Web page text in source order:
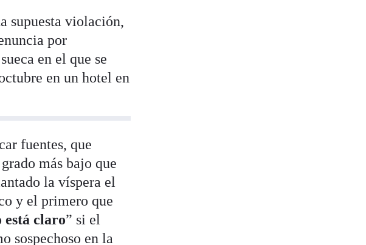
supuesta violación,
por
en el que se
en un hotel en
fuentes, que
más bajo que
la víspera el
y el primero que
está claro” si el
sospechoso en la